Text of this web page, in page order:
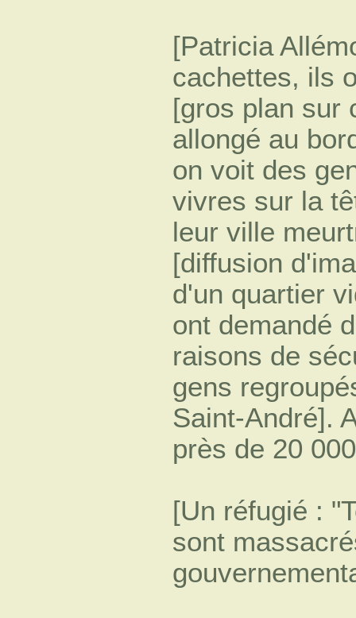
[Patricia
cachettes, ils
[gros plan sur
allongé au
on voit des
vivres sur la
leur ville
[diffusion
d'un quartier
ont demandé
raisons de
gens
Saint-André].
près de 20
[Un réfugié :
sont